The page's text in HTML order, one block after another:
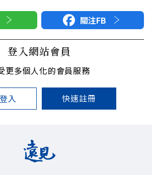
關注FB
登入網站會員
更多個人化的會員服務
入 快速註冊